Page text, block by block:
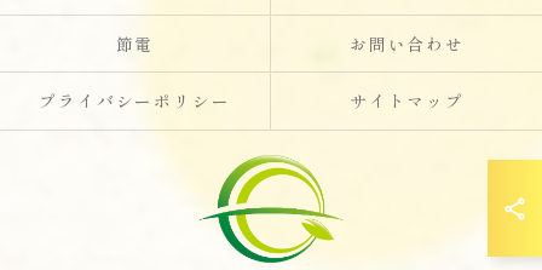
節電 お問い合わせ
プライバシーポリシー サイトマップ